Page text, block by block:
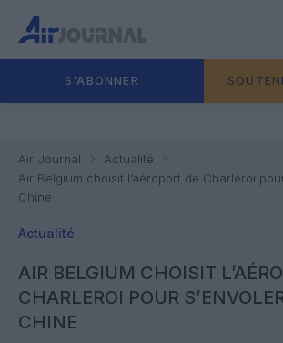
S'ABONNER
Air Journal
Actualité
Air Belgium choisit l’aéroport de Charleroi
Chine
Actualité
AIR BELGIUM CHOISIT
CHARLEROI POUR
CHINE